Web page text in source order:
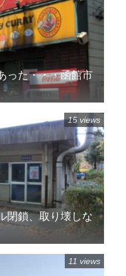
った・・・函館市
鎖、取り壊しな
15 views
11 views